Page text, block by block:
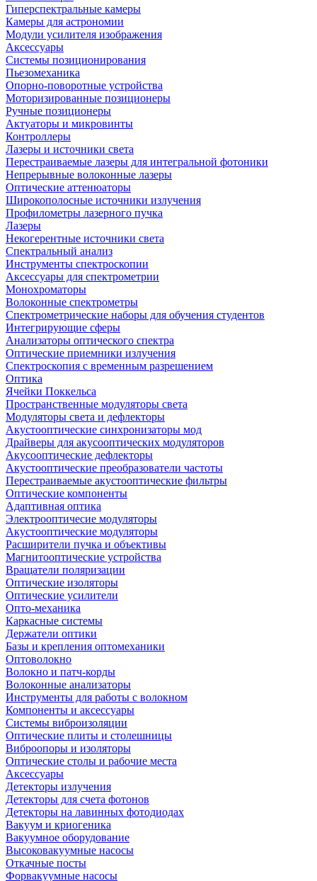
Гиперспектральные камеры
Камеры для астрономии
Модули усилителя изображения
Аксессуары
Системы позиционирования
Пьезомеханика
Опорно-поворотные устройства
Моторизированные позиционеры
Ручные позиционеры
Актуаторы и микровинты
Контроллеры
Лазеры и источники света
Перестраиваемые лазеры для интегральной фотоники
Непрерывные волоконные лазеры
Оптические аттенюаторы
Широкополосные источники излучения
Профилометры лазерного пучка
Лазеры
Некогерентные источники света
Спектральный анализ
Инструменты спектроскопии
Аксессуары для спектрометрии
Монохроматоры
Волоконные спектрометры
Спектрометрические наборы для обучения студентов
Интегрирующие сферы
Анализаторы оптического спектра
Оптические приемники излучения
Спектроскопия с временным разрешением
Оптика
Ячейки Поккельса
Пространственные модуляторы света
Модуляторы света и дефлекторы
Акустооптические синхронизаторы мод
Драйверы для акусооптических модуляторов
Акусооптические дефлекторы
Акустооптические преобразователи частоты
Перестраиваемые акустооптические фильтры
Оптические компоненты
Адаптивная оптика
Электрооптичесие модуляторы
Акустооптические модуляторы
Расширители пучка и объективы
Магнитооптические устройства
Вращатели поляризации
Оптические изоляторы
Оптические усилители
Опто-механика
Каркасные системы
Держатели оптики
Базы и крепления оптомеханики
Оптоволокно
Волокно и патч-корды
Волоконные анализаторы
Инструменты для работы с волокном
Компоненты и аксессуары
Системы виброизоляции
Оптические плиты и столешницы
Виброопоры и изоляторы
Оптические столы и рабочие места
Аксессуары
Детекторы излучения
Детекторы для счета фотонов
Детекторы на лавинных фотодиодах
Вакуум и криогеника
Вакуумное оборудование
Высоковакуумные насосы
Откачные посты
Форвакуумные насосы